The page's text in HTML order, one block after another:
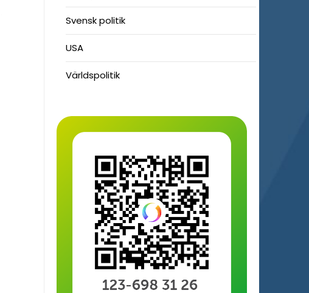
Svensk politik
USA
Världspolitik